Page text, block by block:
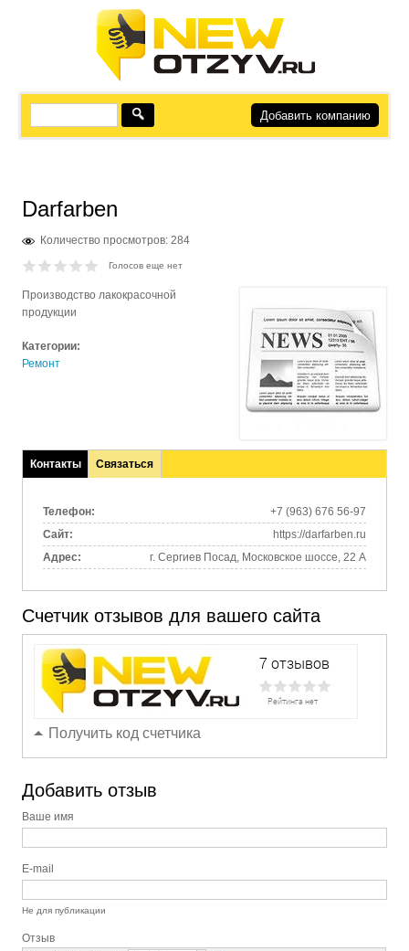
Добавить компанию
Darfarben
Количество просмотров: 284
Голосов еще нет
Производство лакокрасочной
продукции
Категории:
Ремонт
Контакты
(активная
Связаться
Телефон:
+7 (963) 676 56-97
Сайт:
https://darfarben.ru
Адрес:
г. Сергиев Посад, Московское шоссе, 22 А
Счетчик отзывов для вашего сайта
Получить код счетчика
Добавить отзыв
Ваше имя
E-mail
Не для публикации
Отзыв